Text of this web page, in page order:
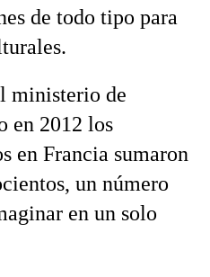
de todo tipo para
ministerio de
en 2012 los
en Francia sumaron
un número
en un solo